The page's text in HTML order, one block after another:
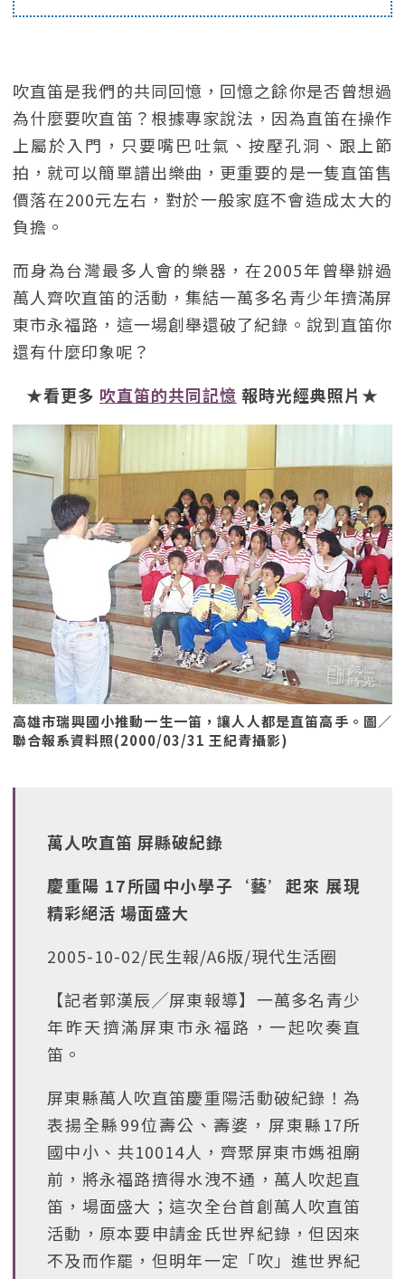
吹直笛是我們的共同回憶，回憶之餘你是否曾想過
為什麼要吹直笛？根據專家說法，因為直笛在操作
上屬於入門，只要嘴巴吐氣、按壓孔洞、跟上節
拍，就可以簡單譜出樂曲，更重要的是一隻直笛售
價落在200元左右，對於一般家庭不會造成太大的
負擔。
而身為台灣最多人會的樂器，在2005年曾舉辦過
萬人齊吹直笛的活動，集結一萬多名青少年擠滿屏
東市永福路，這一場創舉還破了紀錄。說到直笛你
還有什麼印象呢？
★看更多 吹直笛的共同記憶 報時光經典照片★
高雄市瑞興國小推動一生一笛，讓人人都是直笛高手。圖／
聯合報系資料照(2000/03/31 王紀青攝影)
萬人吹直笛 屏縣破紀錄
慶重陽 17所國中小學子‘藝’起來 展現
精彩絕活 場面盛大
2005-10-02/民生報/A6版/現代生活圈
【記者郭漢辰╱屏東報導】一萬多名青少
年昨天擠滿屏東市永福路，一起吹奏直
笛。
屏東縣萬人吹直笛慶重陽活動破紀錄！為
表揚全縣99位壽公、壽婆，屏東縣17所
國中小、共10014人，齊聚屏東市媽祖廟
前，將永福路擠得水洩不通，萬人吹起直
笛，場面盛大；這次全台首創萬人吹直笛
活動，原本要申請金氏世界紀錄，但因來
不及而作罷，但明年一定「吹」進世界紀